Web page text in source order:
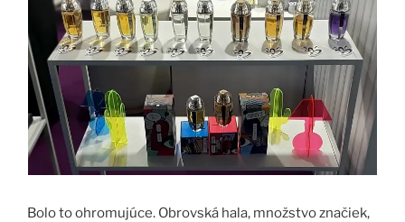
Bolo to ohromujúce. Obrovská hala, množstvo značiek,